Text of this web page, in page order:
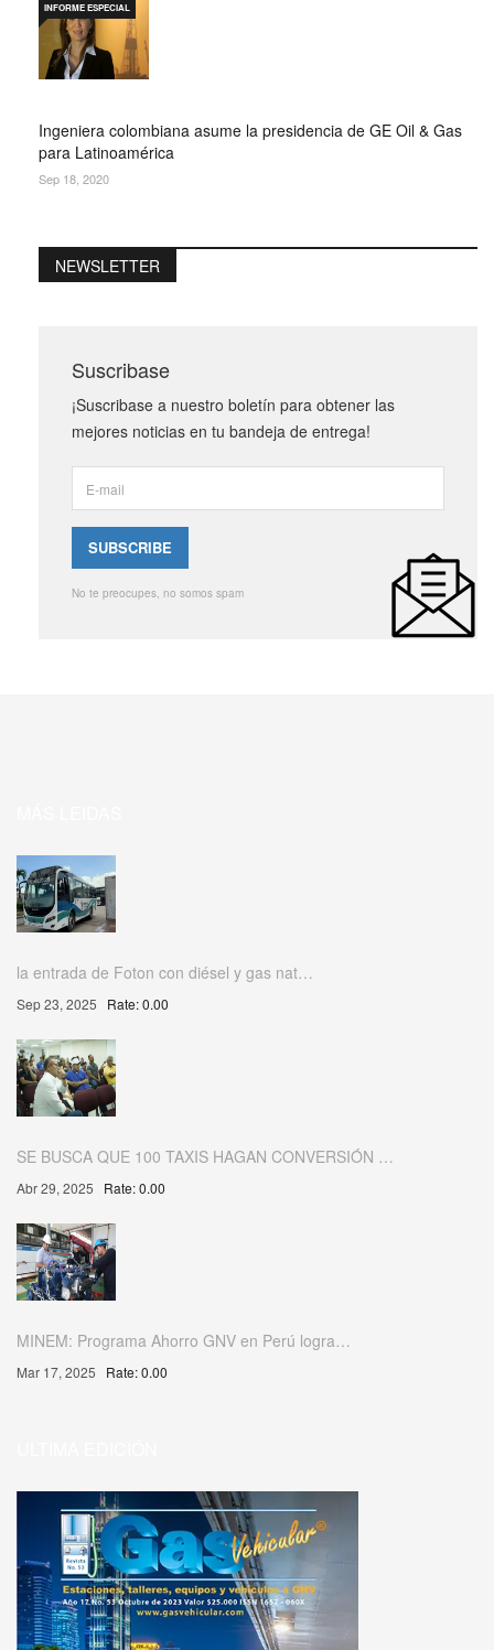
Ingeniera colombiana asume la presidencia de GE Oil & Gas
para Latinoamérica
INFORME ESPECIAL
Sep 18, 2020
NEWSLETTER
Suscribase
¡Suscribase a nuestro boletín para obtener las
mejores noticias en tu bandeja de entrega!
No te preocupes, no somos spam
la entrada de Foton con diésel y gas nat…
Sep 23, 2025 Rate: 0.00
SE BUSCA QUE 100 TAXIS HAGAN CONVERSIÓN …
Abr 29, 2025 Rate: 0.00
MINEM: Programa Ahorro GNV en Perú logra…
Mar 17, 2025 Rate: 0.00